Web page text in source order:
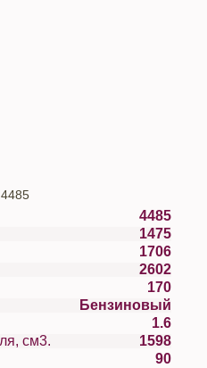
4485
4485
1475
1706
2602
170
Бензиновый
1.6
Рабочий объем двигателя, см3.
1598
90